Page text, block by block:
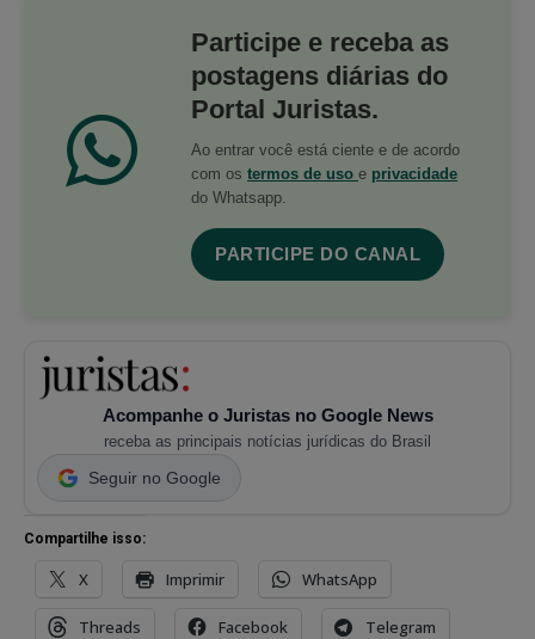
Participe e receba as
postagens diárias do
Portal Juristas.
Ao entrar você está ciente e de acordo
com os termos de uso e privacidade
do Whatsapp.
PARTICIPE DO CANAL
Acompanhe o Juristas no Google News
receba as principais notícias jurídicas do Brasil
Seguir no Google
Compartilhe isso:
X Imprimir WhatsApp
Threads Facebook Telegram